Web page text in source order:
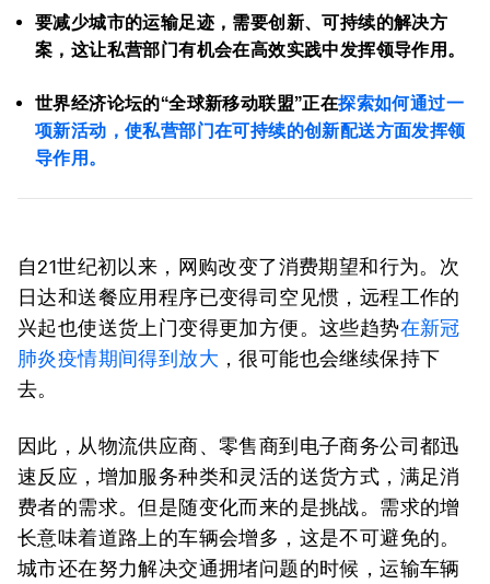
要减少城市的运输足迹，需要创新、可持续的解决方
案，这让私营部门有机会在高效实践中发挥领导作用。
世界经济论坛的“全球新移动联盟”正在探索如何通过一
项新活动，使私营部门在可持续的创新配送方面发挥领
导作用。
自21世纪初以来，网购改变了消费期望和行为。次
日达和送餐应用程序已变得司空见惯，远程工作的
兴起也使送货上门变得更加方便。这些趋势在新冠
肺炎疫情期间得到放大 ，很可能也会继续保持下
去。
因此，从物流供应商、零售商到电子商务公司都迅
速反应，增加服务种类和灵活的送货方式，满足消
费者的需求。但是随变化而来的是挑战。需求的增
长意味着道路上的车辆会增多，这是不可避免的。
城市还在努力解决交通拥堵问题的时候，运输车辆